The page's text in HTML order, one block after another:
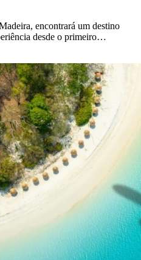
encontrará um destino
desde o primeiro…